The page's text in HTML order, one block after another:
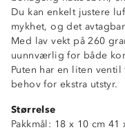
Du kan enkelt justere
mykhet, og det
Med lav vekt på 260
uunnværlig for både
Puten har en liten
behov for ekstra utstyr.
Størrelse
Pakkmål: 18 x 10 cm 41
4-sesongs
Toppmodell
Avtagbart trekk